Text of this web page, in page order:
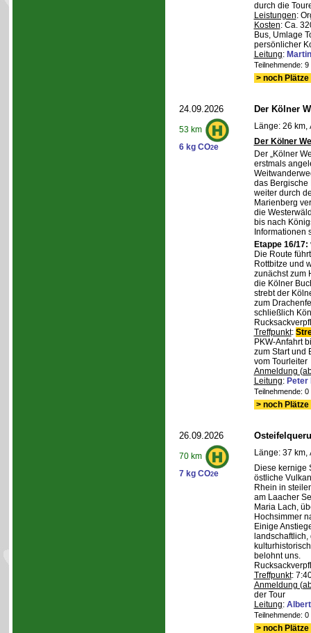
durch die
Leistungen:
Kosten: Ca.
Bus, Umlage
persönlicher
Leitung:
Teilnehmende:
> noch
24.09.2026
53 km
6 kg CO2e
Der Kölner
Länge: 26 km,
Der Kölner
Der „Kölner
erstmals
das Bergische
weiter durch
Marienberg
die
bis nach
Informationen
Etappe 16/
Die Route
Rottbitze und
zunächst zum
die Kölner
strebt der
zum
schließlich
Treffpunkt:
PKW-Anfahrt
zum Start und
vom Tourleiter
Anmeldung
Leitung: Peter
Teilnehmende:
> noch
26.09.2026
70 km
7 kg CO2e
Länge: 37 km,
Diese kernige
östliche
Rhein in
am Laacher
Maria Lach,
Hochsimmer
Einige
belohnt uns.
Treffpunkt:
Anmeldung
der Tour
Leitung:
Teilnehmende:
> noch